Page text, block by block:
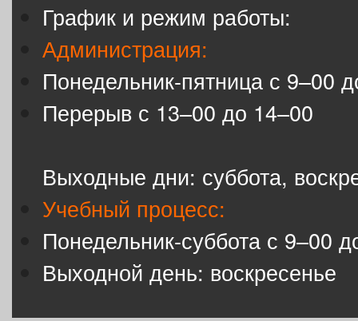
График и режим работы:
Администрация:
Понедельник-пятница с 9–00
Перерыв с 13–00 до 14–00
Выходные дни: суббота,
Учебный процесс:
Понедельник-суббота с 9–00
Выходной день: воскресенье